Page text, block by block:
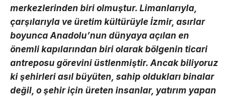
merkezlerinden biri olmuştur. Limanlarıyla,
çarşılarıyla ve üretim kültürüyle İzmir, asırlar
boyunca Anadolu’nun dünyaya açılan en
önemli kapılarından biri olarak bölgenin ticari
antreposu görevini üstlenmiştir. Ancak biliyoruz
ki şehirleri asıl büyüten, sahip oldukları binalar
değil, o şehir için üreten insanlar, yatırım yapan